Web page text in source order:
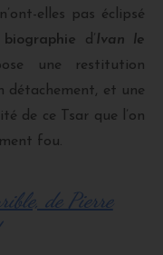
elles pas éclipsé
biographie d’ Ivan le
une restitution
détachement, et une
de ce Tsar que l’on
fou.
de Pierre